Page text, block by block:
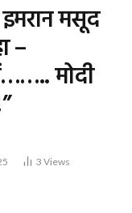
मसूद
–
मोदी
3Views